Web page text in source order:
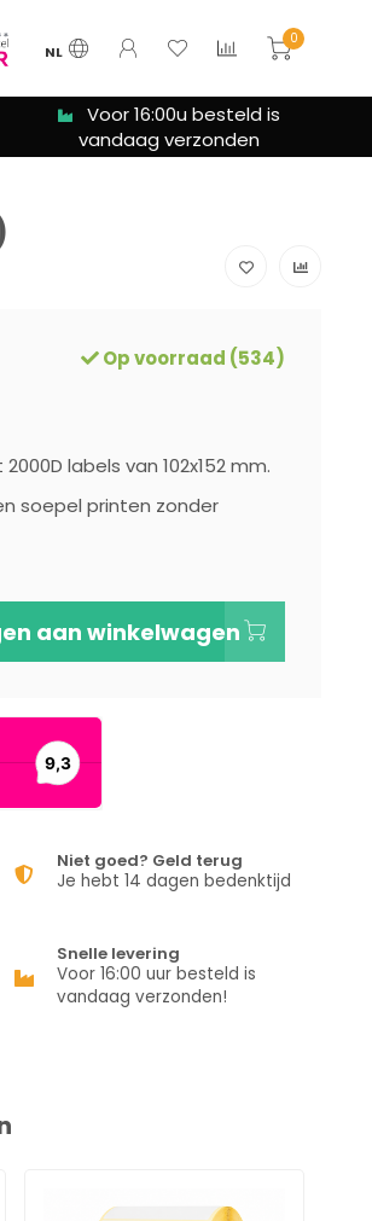
NL
0
Voor 16:00u besteld is
vandaag verzonden
Op voorraad (534)
labels van 102x152 mm.
soepel printen zonder
aan winkelwagen
Niet goed? Geld terug
Je hebt 14 dagen bedenktijd
Snelle levering
Voor 16:00 uur besteld is
vandaag verzonden!